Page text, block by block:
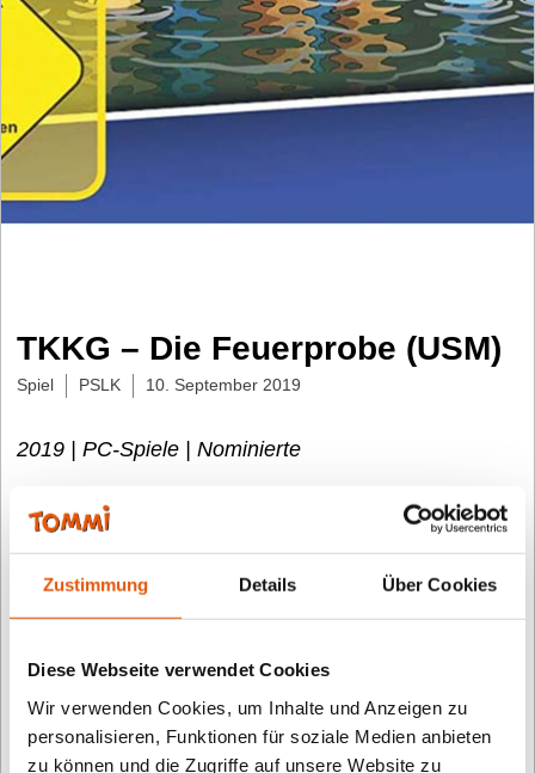
Zustimmung Details Über Cookies
Diese Webseite verwendet Cookies
Wir verwenden Cookies, um Inhalte und Anzeigen zu
personalisieren, Funktionen für soziale Medien anbieten
zu können und die Zugriffe auf unsere Website zu
TKKG – Die Feuerprobe (USM)
Spiel PSLK 10. September 2019
2019 | PC-Spiele | Nominierte
Das sagt die Fachjury: Ein neuer Fall für Tim, Karl,
werden von Emil gebeten, dem Gerücht
nachzugehen, wonach im Internat Schüler
„Schutzengel“ auf sich? Die Geschichte des neuen
TKKG-Spiels „Die Feuerprobe“ ist spannend, das